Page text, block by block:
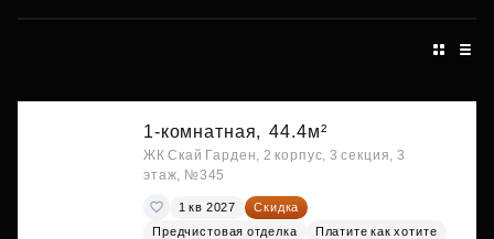
1-комнатная, 44.4м²
ЖК Скай Гарден, 2 корпус, 3 секция, 3
этаж, №345
1 кв 2027
Скидка
Предчистовая отделка
Платите как хотите